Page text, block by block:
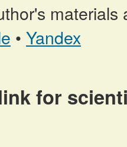
materials
• Yandex
for